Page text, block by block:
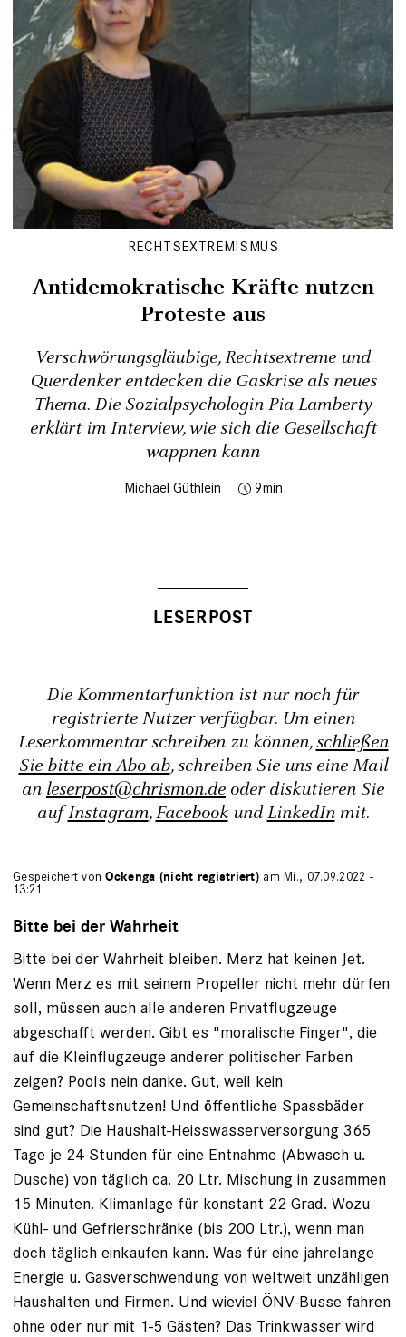
RECHTSEXTREMISMUS
Antidemokratische Kräfte nutzen
Proteste aus
Verschwörungsgläubige, Rechtsextreme und
Querdenker entdecken die Gaskrise als neues
Thema. Die Sozialpsychologin Pia Lamberty
erklärt im Interview, wie sich die Gesellschaft
wappnen kann
Michael Güthlein 9
Die Kommentarfunktion ist nur noch für
registrierte Nutzer verfügbar. Um einen
Leserkommentar schreiben zu können,schließen
Sie bitte ein Abo ab, schreiben Sie uns eine Mail
an leserpost@chrismon.de oder diskutieren Sie
aufInstagram,FacebookundLinkedInmit.
Gespeichert vonOckenga (nicht registriert) am Mi., 07.09.2022 -
13:21
Bitte bei der Wahrheit
Bitte bei der Wahrheit bleiben. Merz hat keinen Jet.
Wenn Merz es mit seinem Propeller nicht mehr dürfen
soll, müssen auch alle anderen Privatflugzeuge
abgeschafft werden. Gibt es "moralische Finger", die
auf die Kleinflugzeuge anderer politischer Farben
zeigen? Pools nein danke. Gut, weil kein
Gemeinschaftsnutzen! Und öffentliche Spassbäder
sind gut? Die Haushalt-Heisswasserversorgung 365
Tage je 24 Stunden für eine Entnahme (Abwasch u.
Dusche) von täglich ca. 20 Ltr. Mischung in zusammen
15 Minuten. Klimanlage für konstant 22 Grad. Wozu
Kühl- und Gefrierschränke (bis 200 Ltr.), wenn man
doch täglich einkaufen kann. Was für eine jahrelange
Energie u. Gasverschwendung von weltweit unzähligen
Haushalten und Firmen. Und wieviel ÖNV-Busse fahren
ohne oder nur mit 1-5 Gästen? Das Trinkwasser wird